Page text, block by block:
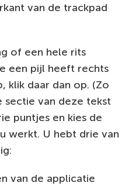
van de trackpad
of een hele rits
een pijl heeft rechts
klik daar dan op. (Zo
sectie van deze tekst
puntjes en kies de
werkt. U hebt drie van
van de applicatie